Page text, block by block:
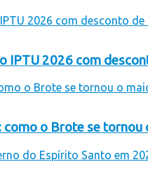
IPTU 2026 com
o Brote se